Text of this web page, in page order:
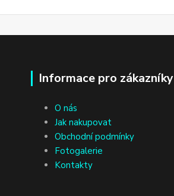
Informace pro zákazníky
O nás
Jak nakupovat
Obchodní podmínky
Fotogalerie
Kontakty